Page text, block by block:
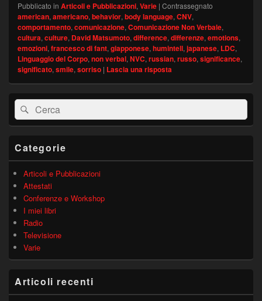
Pubblicato in Articoli e Pubblicazioni, Varie | Contrassegnato
american, americano, behavior, body language, CNV,
comportamento, comunicazione, Comunicazione Non Verbale,
cultura, culture, David Matsumoto, difference, differenze, emotions,
emozioni, francesco di fant, giapponese, humintell, japanese, LDC,
Linguaggio del Corpo, non verbal, NVC, russian, russo, significance,
significato, smile, sorriso | Lascia una risposta
Area
widget
barra
Cerca:Cerca
Categorie
Articoli e Pubblicazioni
Attestati
Conferenze e Workshop
I miei libri
Radio
Televisione
Varie
Articoli recenti